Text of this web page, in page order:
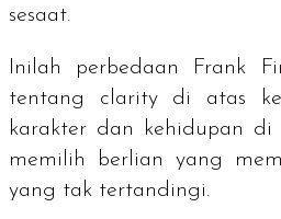
sesaat.
Inilah perbedaan Frank
tentang claritydi atas
karakter dan kehidupan
memilih berlian yang
yang tak tertandingi.